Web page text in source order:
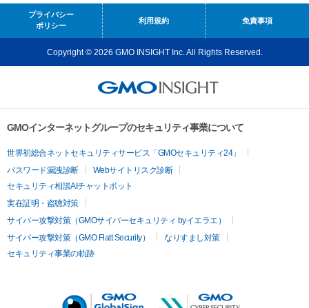
プライバシー
ポリシー
利用規約 免責事項
Copyright © 2026 GMO INSIGHT Inc. All Rights Reserved.
GMOインターネットグループのセキュリティ事業について
世界初総合ネットセキュリティサービス「GMOセキュリティ24」
パスワード漏洩診断
Webサイトリスク診断
セキュリティ相談AIチャットボット
実在証明・盗聴対策
サイバー攻撃対策（GMOサイバーセキュリティ byイエラエ）
サイバー攻撃対策（GMO Flatt Security）
なりすまし対策
セキュリティ事業の軌跡